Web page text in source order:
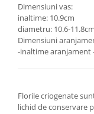
Dimensiuni vas:
inaltime: 10.9cm
diametru: 10.6-11.8cm
Dimensiuni
-inaltime aranjament
Florile criogenate
lichid de conservare